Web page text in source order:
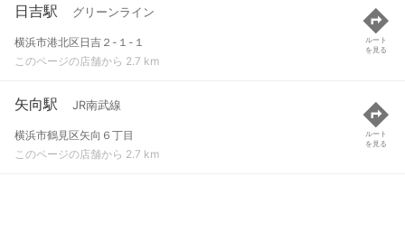
日吉駅 グリーンライン
横浜市港北区日吉２-１-１
このページの店舗から 2.7 km
ルート
を見る
矢向駅 JR南武線
横浜市鶴見区矢向６丁目
このページの店舗から 2.7 km
ルート
を見る